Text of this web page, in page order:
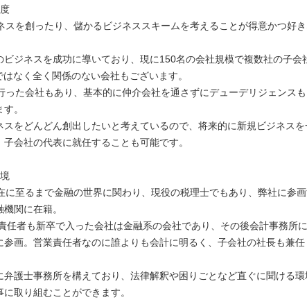
を創ったり、儲かるビジネススキームを考えることが得意かつ好
ビジネスを成功に導いており、現に150名の会社規模で複数社の子会
なく全く関係のない会社もございます。
った会社もあり、基本的に仲介会社を通さずにデューデリジェンス
。
スをどんどん創出したいと考えているので、将来的に新規ビジネスを
会社の代表に就任することも可能です。
に至るまで金融の世界に関わり、現役の税理士でもあり、弊社に参画
関に在籍。
任者も新卒で入った会社は金融系の会社であり、その後会計事務所
参画。営業責任者なのに誰よりも会計に明るく、子会社の社長も兼任
弁護士事務所を構えており、法律解釈や困りごとなど直ぐに聞ける
取り組むことができます。